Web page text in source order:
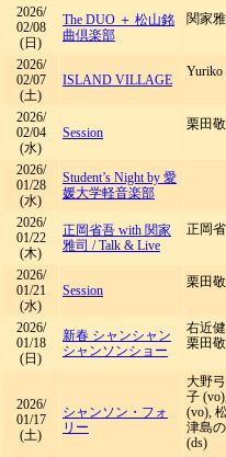
2026/
02/08
(日)
The DUO ＋ 松山銘
曲倶楽部
関家
2026/
02/07
(土)
ISLAND VILLAGE
Yuriko
2026/
02/04
(水)
Session
栗田
2026/
01/28
(水)
Student’s Night by 愛
媛大学軽音楽部
2026/
01/22
(木)
正岡省吾 with 関家
雅司 /Talk & Live
正岡
2026/
01/21
(水)
Session
栗田
2026/
01/18
(日)
新春 シャンシャン
シャンソンショー
右近
栗田
2026/
01/17
(土)
シャンソン・フォ
リー
大野
子
(vo),
津島
(ds)